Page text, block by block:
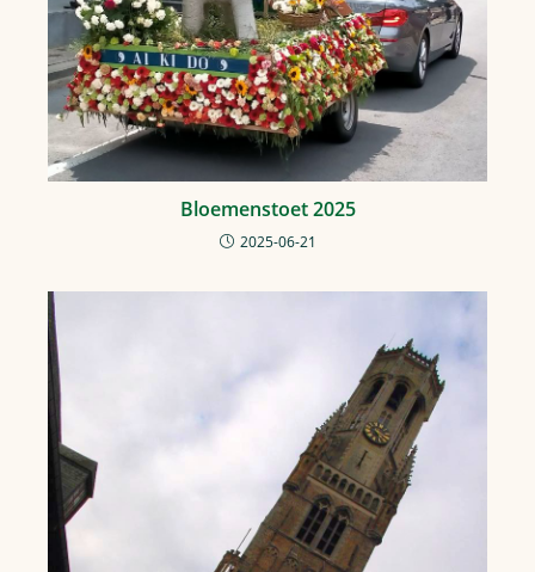
Bloemenstoet 2025
2025-06-21